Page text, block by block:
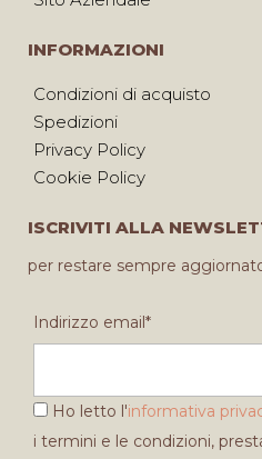
INFORMAZIONI
Condizioni di acquisto
Spedizioni
Privacy Policy
Cookie Policy
ISCRIVITI ALLA
per restare sempre
Indirizzo email*
Ho letto l'informativa
i termini e le condizioni,